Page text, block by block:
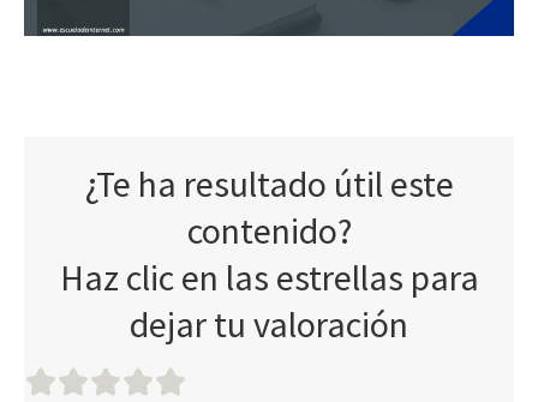
¿Te ha resultado útil este
contenido?
Haz clic en las estrellas para
dejar tu valoración